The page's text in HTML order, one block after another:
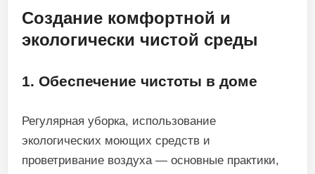
Создание комфортной и
экологически чистой среды
1. Обеспечение чистоты в доме
Регулярная уборка, использование
экологических моющих средств и
проветривание воздуха — основные практики,